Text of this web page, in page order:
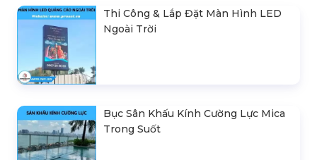
Thi Công & Lắp Đặt Màn Hình LED
Ngoài Trời
Bục Sân Khấu Kính Cường Lực Mica
Trong Suốt